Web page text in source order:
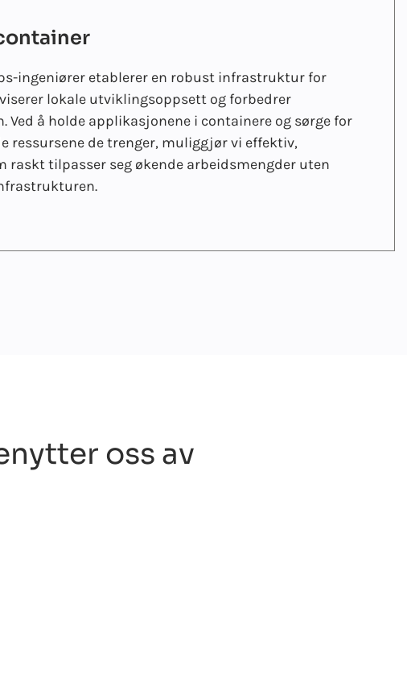
ingeniører etablerer en robust infrastruktur for
lokale utviklingsoppsett og forbedrer
Ved å holde applikasjonene i containere og sørge for
ressursene de trenger, muliggjør vi effektiv,
raskt tilpasser seg økende arbeidsmengder uten
oss av